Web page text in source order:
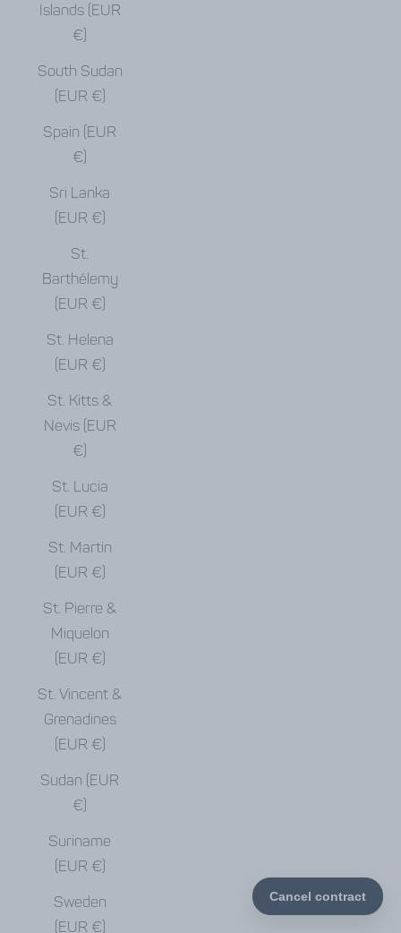
Islands (EUR
€)
South Sudan
(EUR €)
Spain (EUR
€)
Sri Lanka
(EUR €)
St.
Barthélemy
(EUR €)
St. Helena
(EUR €)
St. Kitts &
Nevis (EUR
€)
St. Lucia
(EUR €)
St. Martin
(EUR €)
St. Pierre &
Miquelon
(EUR €)
St. Vincent &
Grenadines
(EUR €)
Sudan (EUR
€)
Suriname
(EUR €)
Sweden
(EUR €)